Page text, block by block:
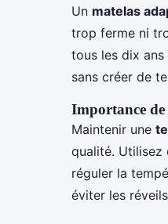
Un matelas
trop ferme ni
tous les dix
sans créer de
Importance
Maintenir une
qualité. Utilisez
réguler la
éviter les